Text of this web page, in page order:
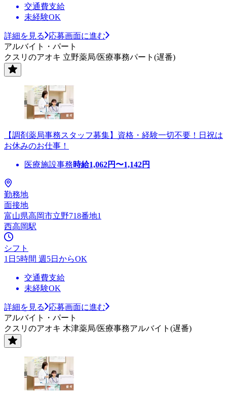
交通費支給
未経験OK
詳細を見る
応募画面に進む
アルバイト・パート
クスリのアオキ 立野薬局/医療事務パート(遅番)
【調剤薬局事務スタッフ募集】資格・経験一切不要！日祝は
お休みのお仕事！
医療施設事務時給1,062円〜1,142円
勤務地
面接地
富山県高岡市立野718番地1
西高岡駅
シフト
1日5時間 週5日からOK
交通費支給
未経験OK
詳細を見る
応募画面に進む
アルバイト・パート
クスリのアオキ 木津薬局/医療事務アルバイト(遅番)